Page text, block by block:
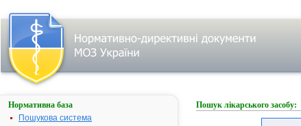
Нормативна база
Пошукова система
Пошук лікарського засобу: